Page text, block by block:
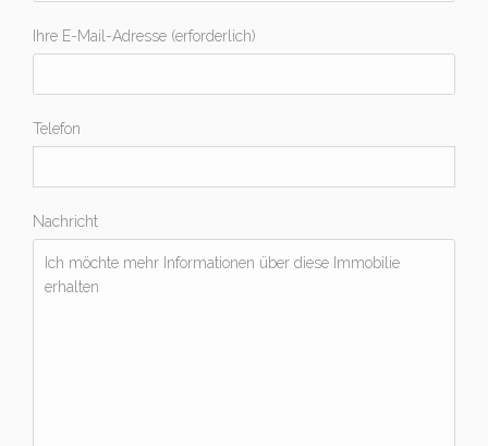
Ihre E-Mail-Adresse (erforderlich)
Telefon
Nachricht